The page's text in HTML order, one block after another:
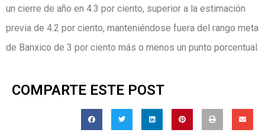
un cierre de año en 4.3 por ciento, superior a la estimación
previa de 4.2 por ciento, manteniéndose fuera del rango meta
de Banxico de 3 por ciento más o menos un punto porcentual.
COMPARTE ESTE POST